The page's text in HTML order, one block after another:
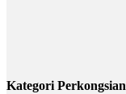
Kategori Perkongsian